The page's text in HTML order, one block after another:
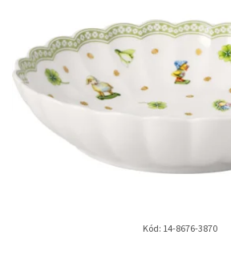
Kód: 14-8676-3870